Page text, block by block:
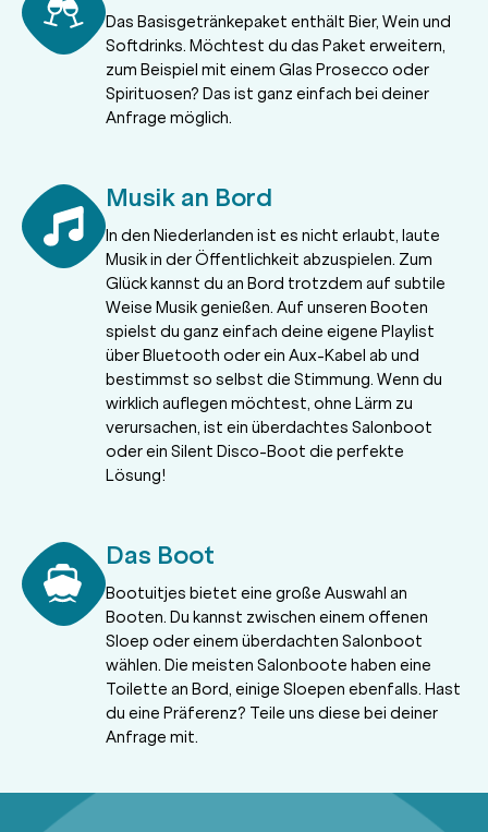
Das Basisgetränkepaket enthält Bier, Wein und
Softdrinks. Möchtest du das Paket erweitern,
zum Beispiel mit einem Glas Prosecco oder
Spirituosen? Das ist ganz einfach bei deiner
Anfrage möglich.
Musik an Bord
In den Niederlanden ist es nicht erlaubt, laute
Musik in der Öffentlichkeit abzuspielen. Zum
Glück kannst du an Bord trotzdem auf subtile
Weise Musik genießen. Auf unseren Booten
spielst du ganz einfach deine eigene Playlist
über Bluetooth oder ein Aux-Kabel ab und
bestimmst so selbst die Stimmung. Wenn du
wirklich auflegen möchtest, ohne Lärm zu
verursachen, ist ein überdachtes Salonboot
oder ein Silent Disco-Boot die perfekte
Lösung!
Das Boot
Bootuitjes bietet eine große Auswahl an
Booten. Du kannst zwischen einem offenen
Sloep oder einem überdachten Salonboot
wählen. Die meisten Salonboote haben eine
Toilette an Bord, einige Sloepen ebenfalls. Hast
du eine Präferenz? Teile uns diese bei deiner
Anfrage mit.